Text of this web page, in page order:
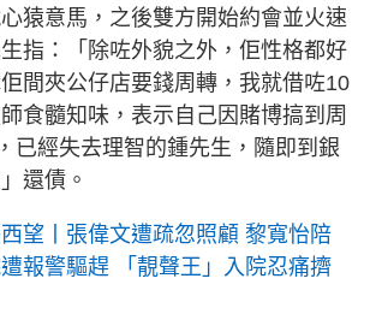
猿意馬，之後雙方開始約會並火速
指：「除咗外貌之外，佢性格都好
間夾公仔店要錢周轉，我就借咗10
食髓知味，表示自己因賭博搞到周
已經失去理智的鍾先生，隨即到銀
還債。
望丨張偉文遭疏忽照顧 黎寬怡陪
報警驅趕 「靚聲王」入院忍痛擠